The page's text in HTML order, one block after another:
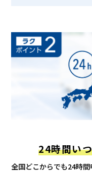
24時間い
全国どこからでも24時